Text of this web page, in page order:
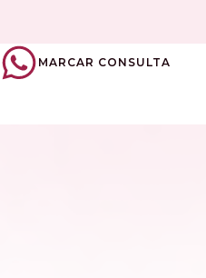
MARCAR CONSULTA